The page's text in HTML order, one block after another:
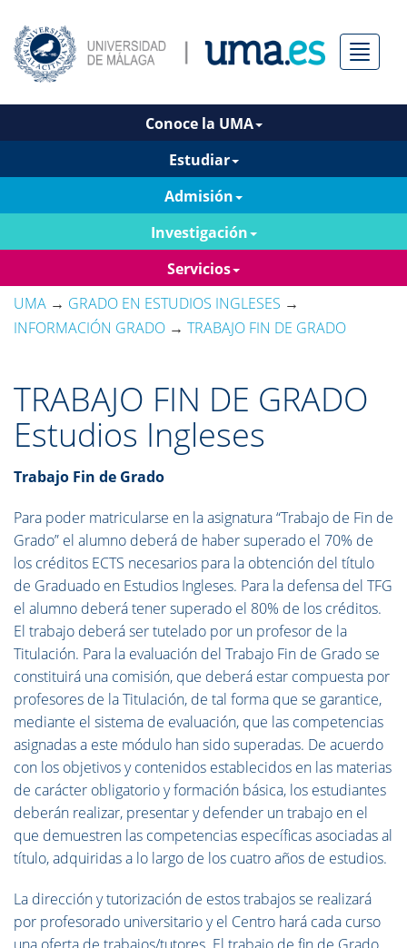
Menú
Conoce la UMA
Estudiar
Admisión
Investigación
Servicios
UMA → GRADO EN ESTUDIOS INGLESES →
INFORMACIÓN GRADO → TRABAJO FIN DE GRADO
TRABAJO FIN DE GRADO
Estudios Ingleses
Trabajo Fin de Grado
Para poder matricularse en la asignatura “Trabajo de Fin de
Grado” el alumno deberá de haber superado el 70% de
los créditos ECTS necesarios para la obtención del título
de Graduado en Estudios Ingleses. Para la defensa del TFG
el alumno deberá tener superado el 80% de los créditos.
El trabajo deberá ser tutelado por un profesor de la
Titulación. Para la evaluación del Trabajo Fin de Grado se
constituirá una comisión, que deberá estar compuesta por
profesores de la Titulación, de tal forma que se garantice,
mediante el sistema de evaluación, que las competencias
asignadas a este módulo han sido superadas. De acuerdo
con los objetivos y contenidos establecidos en las materias
de carácter obligatorio y formación básica, los estudiantes
deberán realizar, presentar y defender un trabajo en el
que demuestren las competencias específicas asociadas al
título, adquiridas a lo largo de los cuatro años de estudios.
La dirección y tutorización de estos trabajos se realizará
por profesorado universitario y el Centro hará cada curso